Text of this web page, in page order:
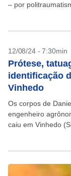
– por
12/08/24 - 7:30min
Prótese,
identificação
Vinhedo
Os corpos de
engenheiro
caiu em Vinhedo